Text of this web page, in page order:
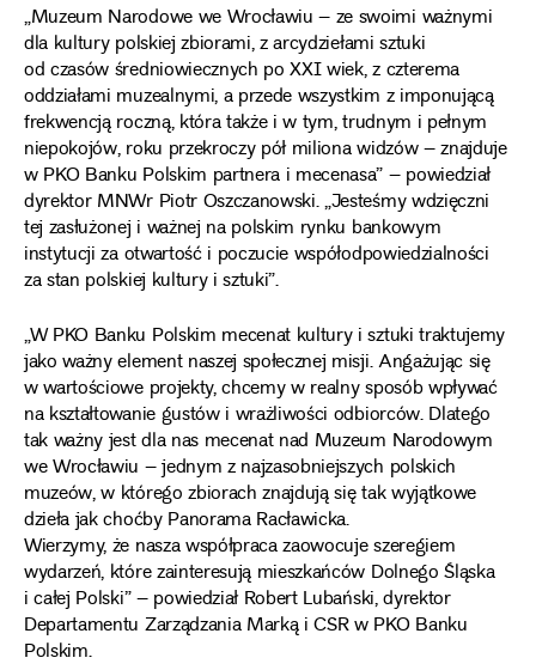
„Muzeum Narodowe we Wrocławiu – ze swoimi ważnymi
dla kultury polskiej zbiorami, z arcydziełami sztuki
od czasów średniowiecznych po XXI wiek, z czterema
oddziałami muzealnymi, a przede wszystkim z imponującą
frekwencją roczną, która także i w tym, trudnym i pełnym
niepokojów, roku przekroczy pół miliona widzów – znajduje
w PKO Banku Polskim partnera i mecenasa” – powiedział
dyrektor MNWr Piotr Oszczanowski. „Jesteśmy wdzięczni
tej zasłużonej i ważnej na polskim rynku bankowym
instytucji za otwartość i poczucie współodpowiedzialności
za stan polskiej kultury i sztuki”.
„W PKO Banku Polskim mecenat kultury i sztuki traktujemy
jako ważny element naszej społecznej misji. Angażując się
w wartościowe projekty, chcemy w realny sposób wpływać
na kształtowanie gustów i wrażliwości odbiorców. Dlatego
tak ważny jest dla nas mecenat nad Muzeum Narodowym
we Wrocławiu – jednym z najzasobniejszych polskich
muzeów, w którego zbiorach znajdują się tak wyjątkowe
dzieła jak choćby Panorama Racławicka.
Wierzymy, że nasza współpraca zaowocuje szeregiem
wydarzeń, które zainteresują mieszkańców Dolnego Śląska
i całej Polski” – powiedział Robert Lubański, dyrektor
Departamentu Zarządzania Marką i CSR w PKO Banku
Polskim.